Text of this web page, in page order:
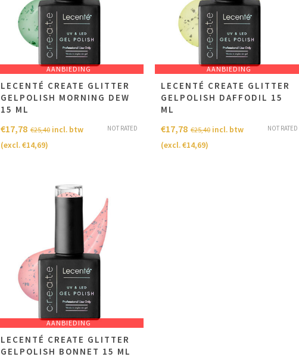
AANBIEDING
LECENTÉ CREATE GLITTER
GELPOLISH MORNING DEW
15 ML
NOT RATED
€25,40
€17,78
incl. btw
(excl.€14,69)
AANBIEDING
LECENTÉ CREATE GLITTER
GELPOLISH DAFFODIL 15
ML
NOT RATED
€25,40
€17,78
incl. btw
(excl.€14,69)
AANBIEDING
LECENTÉ CREATE GLITTER
GELPOLISH BONNET 15 ML